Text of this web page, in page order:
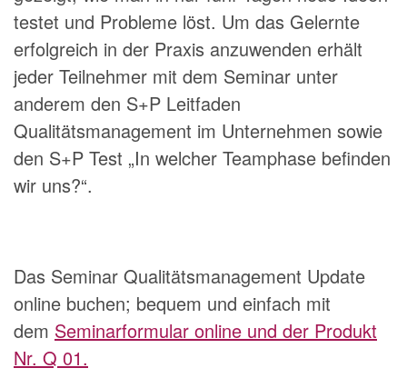
testet und Probleme löst. Um das Gelernte
erfolgreich in der Praxis anzuwenden erhält
jeder Teilnehmer mit dem Seminar unter
anderem den S+P Leitfaden
Qualitätsmanagement im Unternehmen sowie
den S+P Test „In welcher Teamphase befinden
wir uns?“.
Das Seminar Qualitätsmanagement Update
online buchen; bequem und einfach mit
dem Seminarformular online und der Produkt
Nr. Q 01.